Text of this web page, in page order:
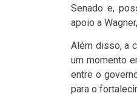
Senado e,
apoio a
Além disso, a
um momento
entre o
para o